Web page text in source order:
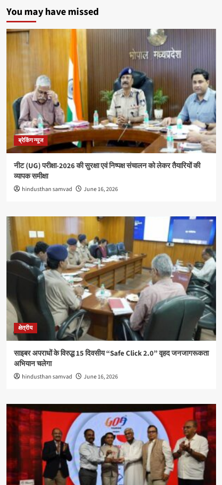
You may have missed
ब्रेकिंग न्यूज
नीट (UG) परीक्षा-2026 की सुरक्षा एवं निष्पक्ष संचालन को लेकर तैयारियों की
व्यापक समीक्षा
hindusthan samvad June 16, 2026
क्षेत्रीय
साइबर अपराधों के विरुद्ध 15 दिवसीय “Safe Click 2.0” वृहद जनजागरूकता
अभियान चलेगा
hindusthan samvad June 16, 2026